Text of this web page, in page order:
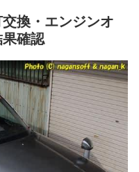
換・エンジンオ
確認